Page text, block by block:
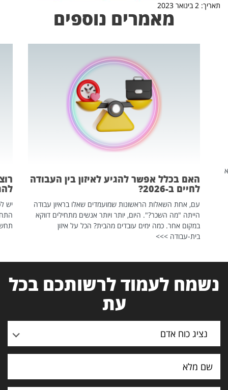
תאריך: 2 בינואר 2023
מאמרים נוספים
האם בכלל אפשר להגיע לאיזון בין העבודה
לחיים ב-2026?
עם, אחת השאלות הראשונות שמועמדים שאלו בראיון עבודה
הייתה "מה השכר?". היום, יותר ויותר אנשים מתחילים דווקא
במקום אחר. כמה ימים עובדים מהבית? הכל על איזון
בית-עבודה >>>
יש
נשמח לעמוד לרשותכם בכל
עת
נציג כוח אדם